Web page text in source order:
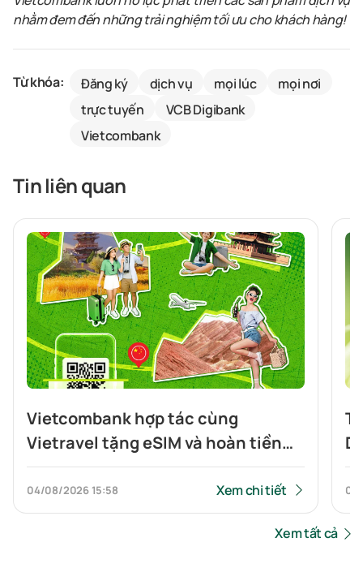
nhằm đem đến những trải nghiệm tối ưu cho khách hàng!
Từ khóa: Đăng ký dịch vụ mọi lúc
mọi nơi
trực tuyến
VCB Digibank
Vietcombank
Tin liên quan
Vietcombank hợp tác cùng
Vietravel tặng eSIM và hoàn tiền
cho khách hàng đi du lịch Trung
Quốc và quét QR xuyên biên giới
04/08/2026 15:58 Xem chi tiết
Xem tất cả